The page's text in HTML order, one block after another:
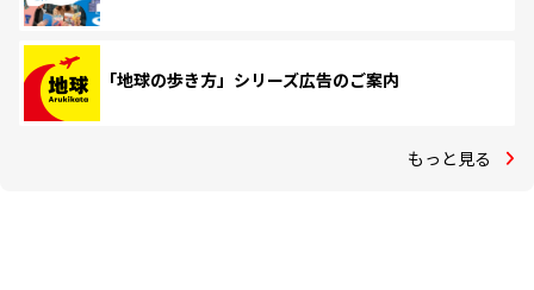
「地球の歩き方」シリーズ広告のご案内
もっと見る